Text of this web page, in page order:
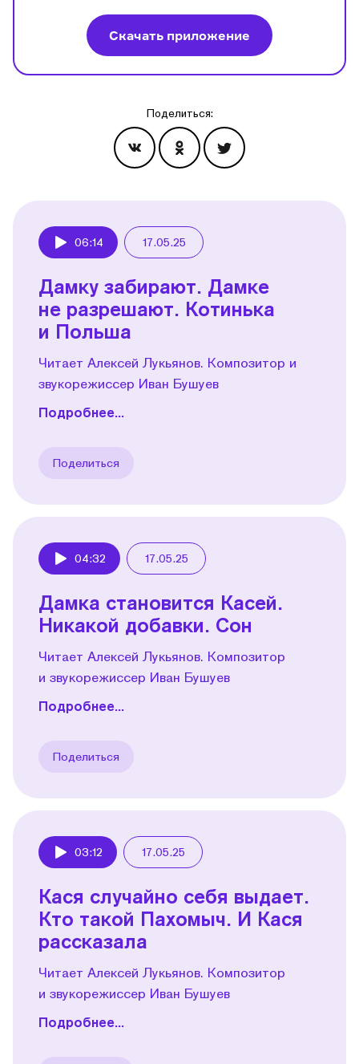
Скачать приложение
Поделиться:
06:14 17.05.25
Дамку забирают. Дамке
не разрешают. Котинька
и Польша
Читает Алексей Лукьянов. Композитор и
звукорежиссер Иван Бушуев
Подробнее...
Поделиться
04:32 17.05.25
Дамка становится Касей.
Никакой добавки. Сон
Читает Алексей Лукьянов. Композитор
и звукорежиссер Иван Бушуев
Подробнее...
Поделиться
03:12 17.05.25
Кася случайно себя выдает.
Кто такой Пахомыч. И Кася
рассказала
Читает Алексей Лукьянов. Композитор
и звукорежиссер Иван Бушуев
Подробнее...